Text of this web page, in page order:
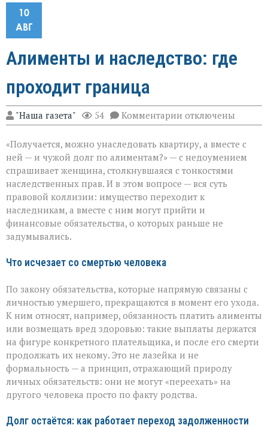
10
АВГ
Алименты и наследство: где
проходит граница
"Наша газета" 54 Комментарии к
записи
и
наследство:
проходит
граница
отключены
«Получается, можно унаследовать квартиру, а вместе с
ней — и чужой долг по алиментам?» — с недоумением
спрашивает женщина, столкнувшаяся с тонкостями
наследственных прав. И в этом вопросе — вся суть
правовой коллизии: имущество переходит к
наследникам, а вместе с ним могут прийти и
финансовые обязательства, о которых раньше не
задумывались.
Что исчезает со смертью человека
По закону обязательства, которые напрямую связаны с
личностью умершего, прекращаются в момент его ухода.
К ним относят, например, обязанность платить алименты
или возмещать вред здоровью: такие выплаты держатся
на фигуре конкретного плательщика, и после его смерти
продолжать их некому. Это не лазейка и не
формальность — а принцип, отражающий природу
личных обязательств: они не могут «переехать» на
другого человека просто по факту родства.
Долг остаётся: как работает переход задолженности